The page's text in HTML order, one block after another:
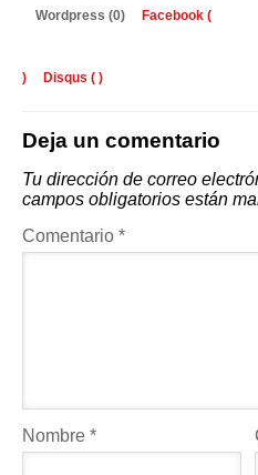
Wordpress (0) Facebook (
) Disqus ( )
Deja un comentario
Tu dirección de correo
campos obligatorios están
Comentario *
Nombre *